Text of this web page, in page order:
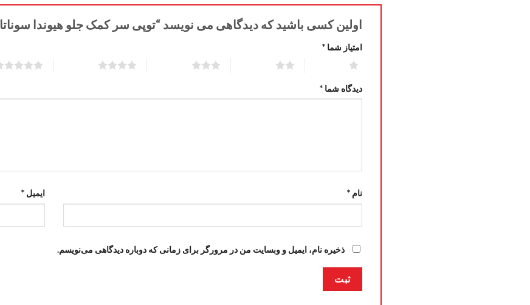
اولین کسی باشید که دیدگاهی می نویسد “توپی سر کمک جلو هیوندا سوناتا 54610C1000”
امتیاز شما *
دیدگاه شما *
نام * ایمیل *
ذخیره نام، ایمیل و وبسایت من در مرورگر برای زمانی که دوباره دیدگاهی می‌نویسم.